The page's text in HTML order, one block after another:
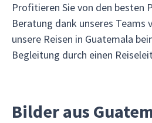
Profitieren Sie von den besten
Beratung dank unseres Teams
unsere Reisen in Guatemala
Begleitung durch einen
Bilder aus